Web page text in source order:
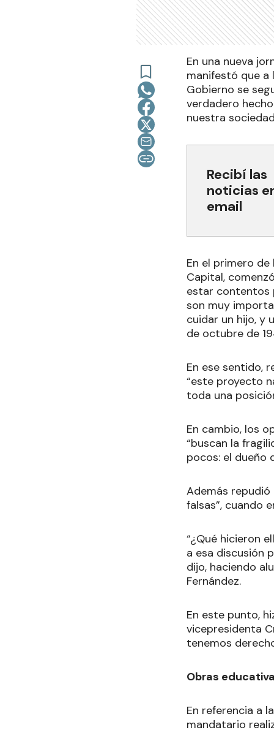
En una nueva
manifestó que a
Gobierno se
verdadero
nuestra
Recibí las
noticias
email
En el primero
Capital,
estar contentos
son muy
cuidar un hijo, y
de octubre de
En ese sentido,
“este proyecto
toda una
En cambio, los
“buscan la
pocos: el dueño
Además
falsas”, cuando
“¿Qué hicieron
a esa discusión
dijo, haciendo
Fernández.
En este punto,
vicepresidenta
tenemos
Obras
En referencia a
mandatario